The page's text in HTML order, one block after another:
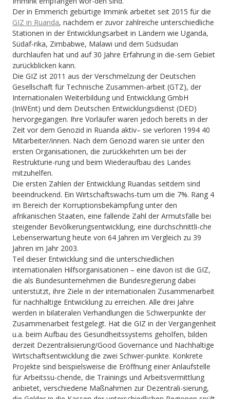
Der in Emmerich gebürtige Immink arbeitet seit 2015 für die
GIZ in Ruanda, nachdem er zuvor zahlreiche unterschiedliche
Stationen in der Entwicklungsarbeit in Ländern wie Uganda,
Südaf-rika, Zimbabwe, Malawi und dem Südsudan
durchlaufen hat und auf 30 Jahre Erfahrung in die-sem Gebiet
zurückblicken kann.
Die GIZ ist 2011 aus der Verschmelzung der Deutschen
Gesellschaft für Technische Zusammen-arbeit (GTZ), der
Internationalen Weiterbildung und Entwicklung GmbH
(InWEnt) und dem Deutschen Entwicklungsdienst (DED)
hervorgegangen. Ihre Vorläufer waren jedoch bereits in der
Zeit vor dem Genozid in Ruanda aktiv– sie verloren 1994 40
Mitarbeiter/innen. Nach dem Genozid waren sie unter den
ersten Organisationen, die zurückkehrten um bei der
Restrukturie-rung und beim Wiederaufbau des Landes
mitzuhelfen.
Die ersten Zahlen der Entwicklung Ruandas seitdem sind
beeindruckend. Ein Wirtschaftswachs-tum um die 7%. Rang 4
im Bereich der Korruptionsbekämpfung unter den
afrikanischen Staaten, eine fallende Zahl der Armutsfälle bei
steigender Bevölkerungsentwicklung, eine durchschnittli-che
Lebenserwartung heute von 64 Jahren im Vergleich zu 39
Jahren im Jahr 2003.
Teil dieser Entwicklung sind die unterschiedlichen
internationalen Hilfsorganisationen – eine davon ist die GIZ,
die als Bundesunternehmen die Bundesregierung dabei
unterstützt, ihre Ziele in der internationalen Zusammenarbeit
für nachhaltige Entwicklung zu erreichen. Alle drei Jahre
werden in bilateralen Verhandlungen die Schwerpunkte der
Zusammenarbeit festgelegt. Hat die GIZ in der Vergangenheit
u.a. beim Aufbau des Gesundheitssystems geholfen, bilden
derzeit Dezentralisierung/Good Governance und Nachhaltige
Wirtschaftsentwicklung die zwei Schwer-punkte. Konkrete
Projekte sind beispielsweise die Eröffnung einer Anlaufstelle
für Arbeitssu-chende, die Trainings und Arbeitsvermittlung
anbietet, verschiedene Maßnahmen zur Dezentrali-sierung,